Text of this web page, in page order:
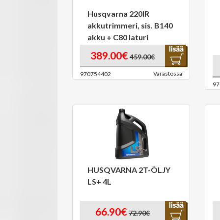
Husqvarna 220IR
akkutrimmeri, sis. B140
akku + C80 laturi
389.00€ 459.00€
970754402
Varastossa
HUSQVARNA 2T-ÖLJY
LS+ 4L
66.90€ 72.90€